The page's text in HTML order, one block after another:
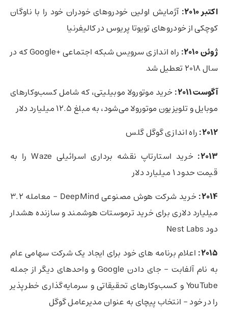
اکتبر 2010:
آژمایش اولین خودروهای خودران خود را با ناوگان
کوچکی از خودروهای تویوتا پریوس در کالیفرنیا
ژوئن 2010:
راه اندازی سرویس شبکه اجتماعی +Google که در
سال 2018 تعطیل شد
آگوست 2011:
خرید موتورولا موبیلیتی، که شامل کسب‌وکارهای
موبایل و تلویزیون موتورولا می‌شود، به مبلغ 12.5 میلیارد دلار
2012: راه اندازی گوگل گلس
2013:
خرید استارتاپ نقشه برداری اسرائیلی Waze را به
قیمت حدود 1 میلیارد دلار
2014:
خرید شرکت هوش مصنوعی DeepMind – معامله 3.2
میلیارد دلاری برای خرید ترموستات هوشمند و سازنده هشدار
دود Nest Labs
2015: اعلام برنامه های خود برای ایجاد یک شرکت سهامی عام
به نام آلفابت – جای دادن Google و واحدهای دیگر از جمله
YouTube و کسب‌وکارهای تحقیقاتی و سرمایه‌گذاری خطرپذیر
را در خود – انتخاب پیچای به عنوان مدیرعامل گوگل